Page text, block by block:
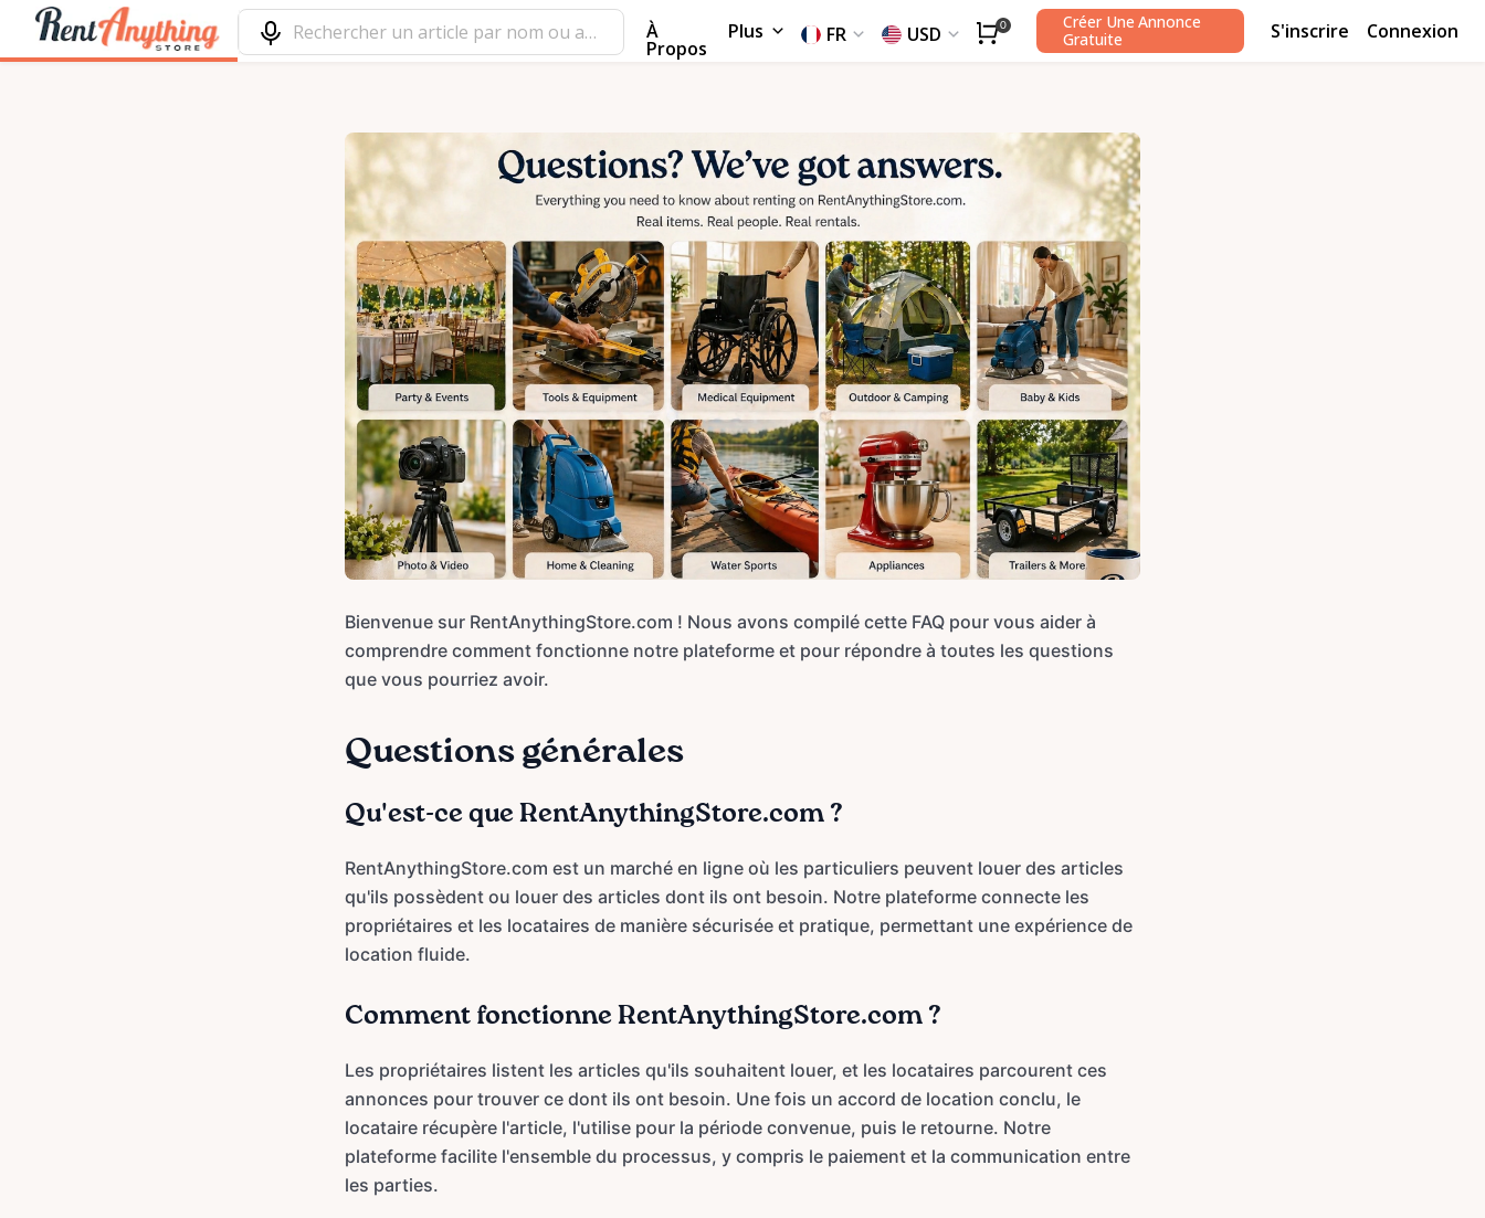
À
Propos
Plus FR USD 0
Créer Une Annonce
Gratuite
S'inscrire Connexion
Bienvenue sur RentAnythingStore.com ! Nous avons compilé cette FAQ pour vous aider à
comprendre comment fonctionne notre plateforme et pour répondre à toutes les questions
que vous pourriez avoir.
Questions générales
Qu'est-ce que RentAnythingStore.com ?
RentAnythingStore.com est un marché en ligne où les particuliers peuvent louer des articles
qu'ils possèdent ou louer des articles dont ils ont besoin. Notre plateforme connecte les
propriétaires et les locataires de manière sécurisée et pratique, permettant une expérience de
location fluide.
Comment fonctionne RentAnythingStore.com ?
Les propriétaires listent les articles qu'ils souhaitent louer, et les locataires parcourent ces
annonces pour trouver ce dont ils ont besoin. Une fois un accord de location conclu, le
locataire récupère l'article, l'utilise pour la période convenue, puis le retourne. Notre
plateforme facilite l'ensemble du processus, y compris le paiement et la communication entre
les parties.